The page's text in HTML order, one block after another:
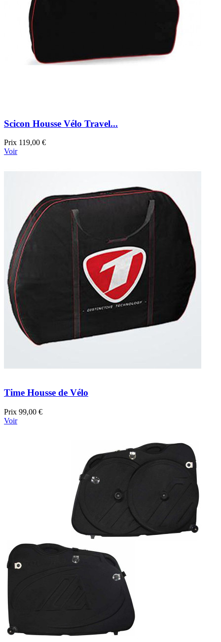
Scicon Housse Vélo Travel...
Prix 119,00 €
Voir
Time Housse de Vélo
Prix 99,00 €
Voir